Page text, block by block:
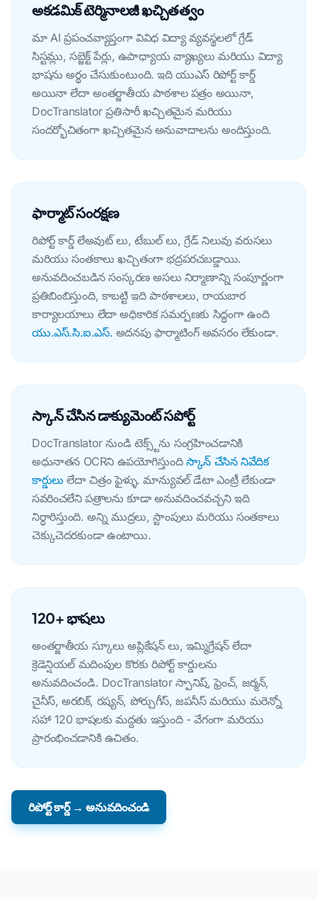
అకడమిక్ టెర్మినాలజీ ఖచ్చితత్వం
మా AI ప్రపంచవ్యాప్తంగా వివిధ విద్యా వ్యవస్థలలో గ్రేడ్
సిస్టమ్లు, సబ్జెక్ట్ పేర్లు, ఉపాధ్యాయ వ్యాఖ్యలు మరియు విద్యా
భాషను అర్థం చేసుకుంటుంది. ఇది యుఎస్ రిపోర్ట్ కార్డ్
అయినా లేదా అంతర్జాతీయ పాఠశాల పత్రం అయినా,
DocTranslator ప్రతిసారీ ఖచ్చితమైన మరియు
సందర్భోచితంగా ఖచ్చితమైన అనువాదాలను అందిస్తుంది.
ఫార్మాట్ సంరక్షణ
రిపోర్ట్ కార్డ్ లేఅవుట్ లు, టేబుల్ లు, గ్రేడ్ నిలువు వరుసలు
మరియు సంతకాలు ఖచ్చితంగా భద్రపరచబడ్డాయి.
అనువదించబడిన సంస్కరణ అసలు నిర్మాణాన్ని సంపూర్ణంగా
ప్రతిబింబిస్తుంది, కాబట్టి ఇది పాఠశాలలు, రాయబార
కార్యాలయాలు లేదా అధికారిక సమర్పణకు సిద్ధంగా ఉంది
యు.ఎస్.సి.ఐ.ఎస్. అదనపు ఫార్మాటింగ్ అవసరం లేకుండా.
స్కాన్ చేసిన డాక్యుమెంట్ సపోర్ట్
DocTranslator నుండి టెక్స్ట్‌ను సంగ్రహించడానికి
అధునాతన OCRని ఉపయోగిస్తుంది స్కాన్ చేసిన నివేదిక
కార్డులు లేదా చిత్రం ఫైళ్ళు. మాన్యువల్ డేటా ఎంట్రీ లేకుండా
సవరించలేని పత్రాలను కూడా అనువదించవచ్చని ఇది
నిర్ధారిస్తుంది. అన్ని ముద్రలు, స్టాంపులు మరియు సంతకాలు
చెక్కుచెదరకుండా ఉంటాయి.
120+ భాషలు
అంతర్జాతీయ స్కూలు అప్లికేషన్ లు, ఇమ్మిగ్రేషన్ లేదా
క్రెడెన్షియల్ మదింపుల కొరకు రిపోర్ట్ కార్డులను
అనువదించండి. DocTranslator స్పానిష్, ఫ్రెంచ్, జర్మన్,
చైనీస్, అరబిక్, రష్యన్, పోర్చుగీస్, జపనీస్ మరియు మరెన్నో
సహా 120 భాషలకు మద్దతు ఇస్తుంది - వేగంగా మరియు
ప్రారంభించడానికి ఉచితం.
రిపోర్ట్ కార్డ్ → అనువదించండి